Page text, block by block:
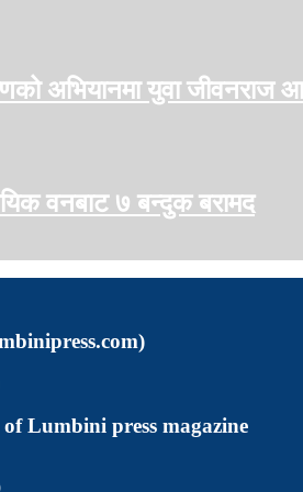
अभियानमा युवा जीवनराज
वनबाट ७ बन्दुक बरामद
Lumbini press magazine